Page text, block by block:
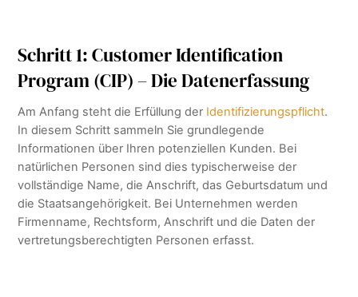
Schritt 1: Customer Identification
Program (CIP) – Die Datenerfassung
Am Anfang steht die Erfüllung der Identifizierungspflicht.
In diesem Schritt sammeln Sie grundlegende
Informationen über Ihren potenziellen Kunden. Bei
natürlichen Personen sind dies typischerweise der
vollständige Name, die Anschrift, das Geburtsdatum und
die Staatsangehörigkeit. Bei Unternehmen werden
Firmenname, Rechtsform, Anschrift und die Daten der
vertretungsberechtigten Personen erfasst.